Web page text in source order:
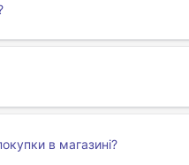
в магазині?